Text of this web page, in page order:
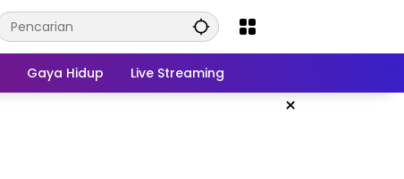
Gaya Hidup Live Streaming
×